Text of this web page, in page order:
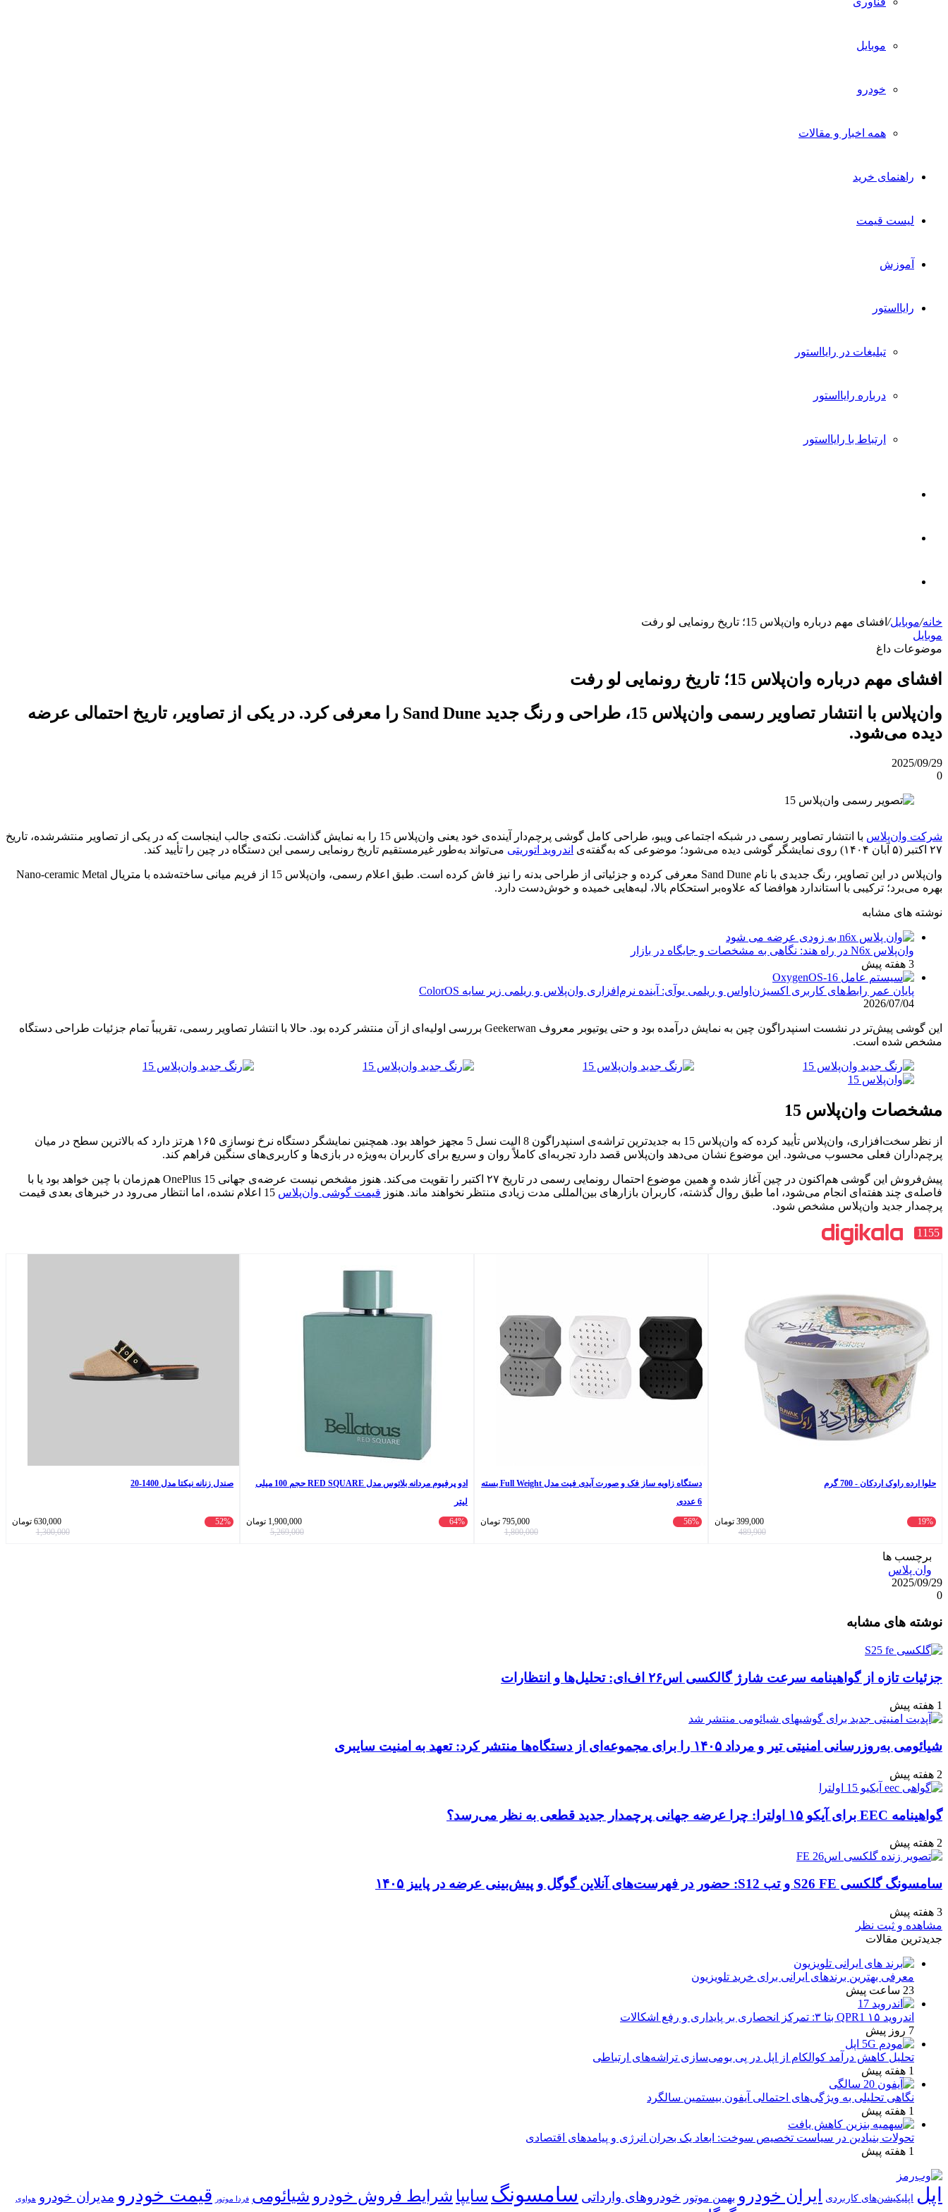
موبایل
خودرو
همه اخبار و مقالات
راهنمای خرید
لیست قیمت
آموزش
رایااستور
تبلیغات در رایااستور
درباره رایااستور
ارتباط با رایااستور
برای خانه/موبایل/ افشای مهم درباره وان‌پلاس 15؛ تاریخ رونمایی لو رفت
موبایل
موضوعات داغ
افشای مهم درباره وان‌پلاس 15؛ تاریخ رونمایی لو رفت
وان‌پلاس با انتشار تصاویر رسمی وان‌پلاس 15، طراحی و رنگ جدید Sand Dune را معرفی کرد. در یکی از تصاویر، تاریخ احتمالی عرضه
دیده می‌شود.
2025/09/29
0
شرکت وان‌پلاس
با انتشار تصاویر رسمی در شبکه اجتماعی ویبو، طراحی کامل گوشی پرچم‌دار آینده‌ی خود یعنی وان‌پلاس 15 را به نمایش گذاشت. نکته‌ی جالب اینجاست که در یکی از تصاویر منتشرشده، تاریخ
۲۷ اکتبر (۵ آبان ۱۴۰۴) روی نمایشگر گوشی دیده می‌شود؛ موضوعی که به‌گفته‌ی
اندروید اتوریتی می‌تواند به‌طور غیرمستقیم تاریخ رونمایی رسمی این دستگاه در چین را تأیید کند.
وان‌پلاس در این تصاویر، رنگ جدیدی با نام Sand Dune معرفی کرده و جزئیاتی از طراحی بدنه را نیز فاش کرده است. طبق اعلام رسمی، وان‌پلاس 15 از فریم میانی ساخته‌شده با متریال Nano-ceramic Metal
بهره می‌برد؛ ترکیبی با استاندارد هوافضا که علاوه‌بر استحکام بالا، لبه‌هایی خمیده و خوش‌دست دارد.
نوشته های مشابه
وان‌پلاس N6x در راه هند: نگاهی به مشخصات و جایگاه در بازار
3 هفته پیش
پایان عمر رابط‌های کاربری اکسیژن‌اواس و ریلمی یوآی: آینده نرم‌افزاری وان‌پلاس و ریلمی زیر سایه ColorOS
2026/07/04
این گوشی پیش‌تر در نشست اسنپدراگون چین به نمایش درآمده بود و حتی یوتیوبر معروف Geekerwan بررسی اولیه‌ای از آن منتشر کرده بود. حالا با انتشار تصاویر رسمی، تقریباً تمام جزئیات طراحی دستگاه
مشخص شده است.
مشخصات وان‌پلاس 15
از نظر سخت‌افزاری، وان‌پلاس تأیید کرده که وان‌پلاس 15 به جدیدترین تراشه‌ی اسنپدراگون 8 الیت نسل 5 مجهز خواهد بود. همچنین نمایشگر دستگاه نرخ نوسازی ۱۶۵ هرتز دارد که بالاترین سطح در میان
پرچم‌داران فعلی محسوب می‌شود. این موضوع نشان می‌دهد وان‌پلاس قصد دارد تجربه‌ای کاملاً روان و سریع برای کاربران به‌ویژه در بازی‌ها و کاربری‌های سنگین فراهم کند.
پیش‌فروش این گوشی هم‌اکنون در چین آغاز شده و همین موضوع احتمال رونمایی رسمی در تاریخ ۲۷ اکتبر را تقویت می‌کند. هنوز مشخص نیست عرضه‌ی جهانی OnePlus 15 هم‌زمان با چین خواهد بود یا با
فاصله‌ی چند هفته‌ای انجام می‌شود، اما طبق روال گذشته، کاربران بازارهای بین‌المللی مدت زیادی منتظر نخواهند ماند. هنوز قیمت گوشی وان‌پلاس
15 اعلام نشده، اما انتظار می‌رود در خبرهای بعدی قیمت
پرچمدار جدید وان‌پلاس مشخص شود.
1155
حلوا ارده راوک اردکان - 700 گرم
19%
399,000 تومان
489,900
دستگاه زاویه ساز فک و صورت آیدی فیت مدل Full Weight بسته
6 عددی
56%
795,000 تومان
1,800,000
ادو پرفیوم مردانه بلاتوس مدل RED SQUARE حجم 100 میلی
لیتر
64%
1,900,000 تومان
5,269,000
صندل زنانه نیکتا مدل 1400-20
52%
630,000 تومان
1,300,000
برچسب ها
وان پلاس
2025/09/29
0
آپ
گذاری
ایمیل
نوشته های مشابه
جزئیات تازه از گواهینامه سرعت شارژ گالکسی اس۲۶ اف‌ای: تحلیل‌ها و انتظارات
1 هفته پیش
شیائومی به‌روزرسانی امنیتی تیر و مرداد ۱۴۰۵ را برای مجموعه‌ای از دستگاه‌ها منتشر کرد: تعهد به امنیت سایبری
2 هفته پیش
گواهینامه EEC برای آیکو ۱۵ اولترا: چرا عرضه جهانی پرچمدار جدید قطعی به نظر می‌رسد؟
2 هفته پیش
سامسونگ گلکسی S26 FE و تب S12: حضور در فهرست‌های آنلاین گوگل و پیش‌بینی عرضه در پاییز ۱۴۰۵
3 هفته پیش
مشاهده و ثبت نظر
جدیدترین مقالات
معرفی بهترین برندهای ایرانی برای خرید تلویزیون
23 ساعت پیش
اندروید ۱۵ QPR1 بتا ۳: تمرکز انحصاری بر پایداری و رفع اشکالات
7 روز پیش
تحلیل کاهش درآمد کوالکام از اپل در پی بومی‌سازی تراشه‌های ارتباطی
1 هفته پیش
نگاهی تحلیلی به ویژگی‌های احتمالی آیفون بیستمین سالگرد
1 هفته پیش
تحولات بنیادین در سیاست تخصیص سوخت: ابعاد یک بحران انرژی و پیامدهای اقتصادی
1 هفته پیش
اپل اپلیکیشن‌های کاربردی ایران خودرو بهمن موتور خودروهای وارداتی سامسونگ سایپا شرایط فروش خودرو شیائومی فردا موتور قیمت خودرو مدیران خودرو هواوی